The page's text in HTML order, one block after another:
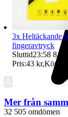
32 505 omdömen
3x Heltäckande
fingeravtryck
Sluttid23:58 8
Pris:43 kr,Köp nu
Mer från